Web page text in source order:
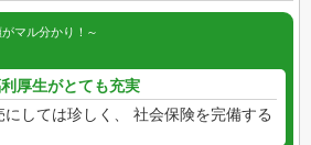
マル分かり！
厚生がとても充実
しては珍しく、 社会保険を完備する